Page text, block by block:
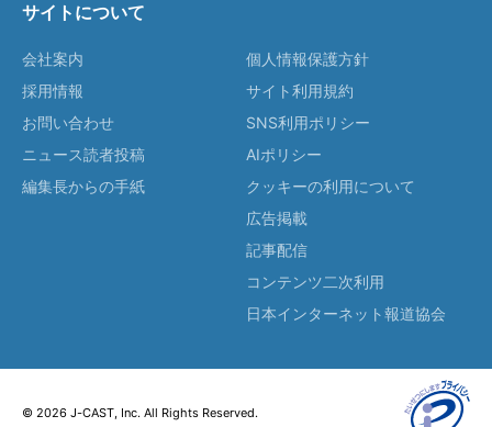
サイトについて
会社案内
採用情報
お問い合わせ
ニュース読者投稿
編集長からの手紙
個人情報保護方針
サイト利用規約
SNS利用ポリシー
AIポリシー
クッキーの利用について
広告掲載
記事配信
コンテンツ二次利用
日本インターネット報道協会
© 2026 J-CAST, Inc. All Rights Reserved.